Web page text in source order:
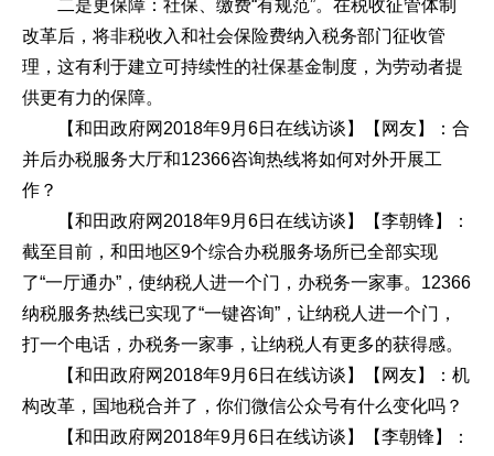
二是更保障：社保、缴费“有规范”。在税收征管体制
改革后，将非税收入和社会保险费纳入税务部门征收管
理，这有利于建立可持续性的社保基金制度，为劳动者提
供更有力的保障。
【和田政府网2018年9月6日在线访谈】【网友】：合
并后办税服务大厅和12366咨询热线将如何对外开展工
作？
【和田政府网2018年9月6日在线访谈】【李朝锋】：
截至目前，和田地区9个综合办税服务场所已全部实现
了“一厅通办”，使纳税人进一个门，办税务一家事。12366
纳税服务热线已实现了“一键咨询”，让纳税人进一个门，
打一个电话，办税务一家事，让纳税人有更多的获得感。
【和田政府网2018年9月6日在线访谈】【网友】：机
构改革，国地税合并了，你们微信公众号有什么变化吗？
【和田政府网2018年9月6日在线访谈】【李朝锋】：